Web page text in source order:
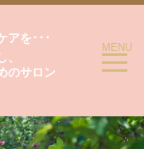
アを･･･
、
のサロン
toggle
MENU